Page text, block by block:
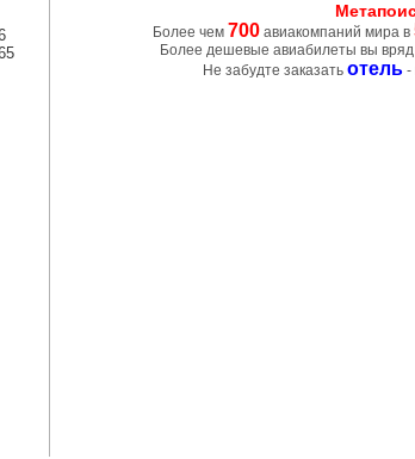
Более чем 700авиакомпаний мира в
Более дешевые авиабилеты вы
Не забудте заказать отель-